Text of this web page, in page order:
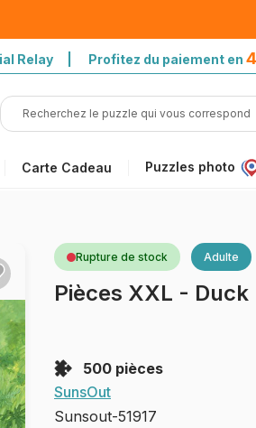
Relay | Profitez du paiement en
Carte Cadeau Puzzles photo
Rupture de stock Adulte
Pièces XXL -
500 pièces
SunsOut
Sunsout-51917